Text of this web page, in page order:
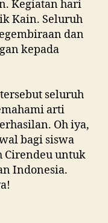
Kegiatan hari
Kain. Seluruh
dan
kepada
seluruh
arti
Oh iya,
bagi siswa
Cirendeu untuk
Indonesia.